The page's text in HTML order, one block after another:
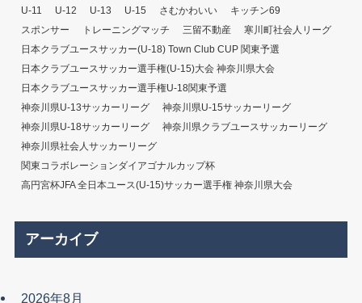
U-11
U-12 U-13 U-15 さむかわいい
キッチン69
スポンサー
トレーニングマッチ 三留不動産
寒川町社会人リーグ
日本クラブユースサッカー(U-18) Town Club CUP 関東予選
日本クラブユースサッカー選手権(U-15)大会 神奈川県大会
日本クラブユースサッカー選手権U-18関東予選
神奈川県U-13サッカーリーグ
神奈川県U-15サッカーリーグ
神奈川県U-18サッカーリーグ
神奈川県クラブユースサッカーリーグ
神奈川県社会人サッカーリーグ
関東コラボレーションダイアゴナルカップ杯
高円宮杯JFA 全日本ユース(U-15)サッカー選手権 神奈川県大会
アーカイブ
2026年8月